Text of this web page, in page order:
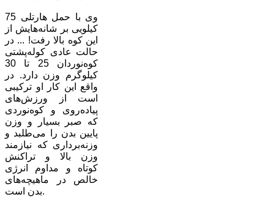
وی با حمل هارتلی 75
کیلویی بر شانه‌هایش از
این کوه بالا رفت! ... در
حالت عادی کوله‌پشتی
کوه‌نوردان 25 تا 30
کیلوگرم وزن دارد. در
واقع این کار او ترکیبی
است از ورزش‌های
پیاده‌روی و کوه‌نوردی
که صبر بسیار و وزن
پایین بدن را می‌طلبد و
وزنه‌برداری که نیازمند
وزن بالا و تراکنش
کوتاه و مداوم انرژی
خالص در ماهیچه‌های
بدن است.